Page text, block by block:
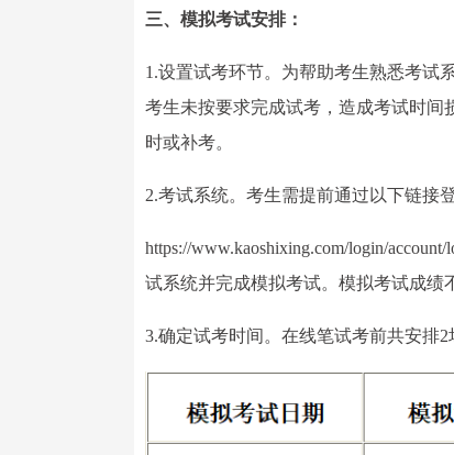
三、模拟考试安排：
1.设置试考环节。为帮助考生熟悉考试
考生未按要求完成试考，造成考试时
时或补考。
2.考试系统。考生需提前通过以下链接
https://www.kaoshixing.com/login/
试系统并完成模拟考试。模拟考试成绩
3.确定试考时间。在线笔试考前共安排